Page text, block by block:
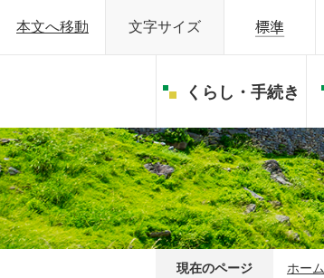
本文へ移動 文字サイズ
くらし・手続き
現在のページ ホーム